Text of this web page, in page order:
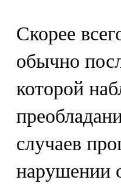
Скорее
обычно
которой
случаев
нарушении